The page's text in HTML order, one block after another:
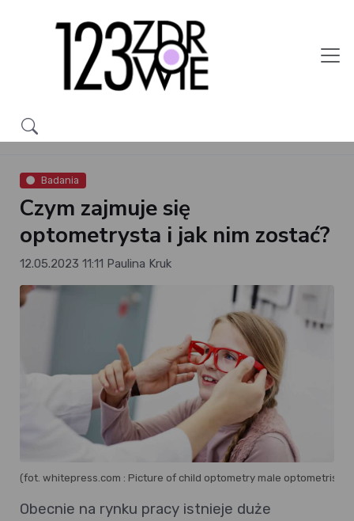
Badania
Czym zajmuje się
optometrysta i jak nim zostać?
12.05.2023 11:11 Paulina Kruk
(fot. whitepress.com : Picture of child optometry male optometrist
Obecnie na rynku pracy istnieje duże